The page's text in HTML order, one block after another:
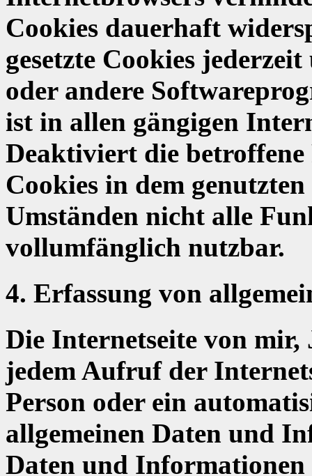
Cookies dauerhaft
gesetzte Cookies
oder andere
ist in allen gängigen
Deaktiviert die betroffene
Cookies in dem
Umständen nicht alle
vollumfänglich nutzbar.
4. Erfassung von
Die Internetseite von
jedem Aufruf der
Person oder ein
allgemeinen Daten und
Daten und Informationen